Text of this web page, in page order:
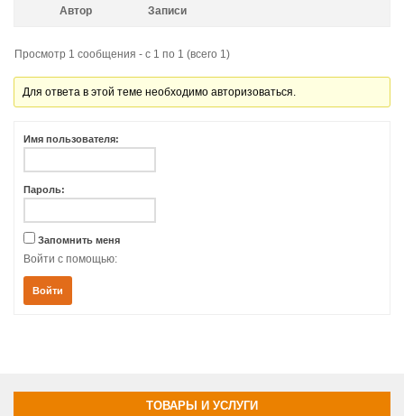
Автор Записи
Просмотр 1 сообщения - с 1 по 1 (всего 1)
Для ответа в этой теме необходимо авторизоваться.
Имя пользователя:
Пароль:
Запомнить меня
Войти с помощью:
Войти
ТОВАРЫ И УСЛУГИ